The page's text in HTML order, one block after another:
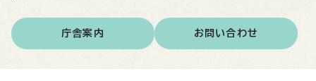
庁舎案内 お問い合わせ